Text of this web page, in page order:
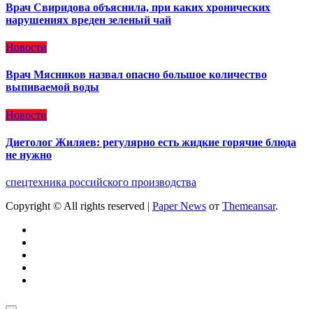
Врач Свиридова объяснила, при каких хронических
нарушениях вреден зеленый чай
Новости
Врач Мясников назвал опасно большое количество
выпиваемой воды
Новости
Диетолог Жиляев: регулярно есть жидкие горячие блюда
не нужно
спецтехника российского производства
Copyright © All rights reserved | Paper News от Themeansar.